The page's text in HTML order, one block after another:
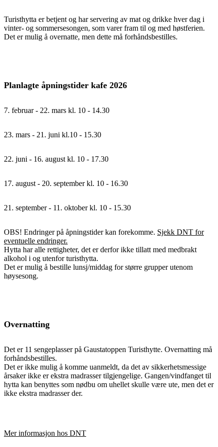
Turisthytta er betjent og har servering av mat og drikke hver dag i
vinter- og sommersesongen, som varer fram til og med høstferien.
Det er mulig å overnatte, men dette må forhåndsbestilles.
Planlagte åpningstider kafe 2026
7. februar - 22. mars kl. 10 - 14.30
23. mars - 21. juni kl.10 - 15.30
22. juni - 16. august kl. 10 - 17.30
17. august - 20. september kl. 10 - 16.30
21. september - 11. oktober kl. 10 - 15.30
OBS! Endringer på åpningstider kan forekomme. Sjekk DNT for
eventuelle endringer.
Hytta har alle rettigheter, det er derfor ikke tillatt med medbrakt
alkohol i og utenfor turisthytta.
Det er mulig å bestille lunsj/middag for større grupper utenom
høysesong.
Overnatting
Det er 11 sengeplasser på Gaustatoppen Turisthytte. Overnatting må
forhåndsbestilles.
Det er ikke mulig å komme uanmeldt, da det av sikkerhetsmessige
årsaker ikke er ekstra madrasser tilgjengelige. Gangen/vindfanget til
hytta kan benyttes som nødbu om uhellet skulle være ute, men det er
ikke ekstra madrasser der.
Mer informasjon hos DNT